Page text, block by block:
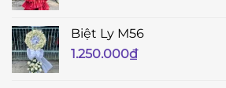
Biệt Ly M56
1.250.000₫